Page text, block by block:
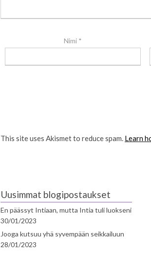
Nimi *
This site uses Akismet to reduce spam. Learn
Uusimmat blogipostaukset
En päässyt Intiaan, mutta Intia tuli luokseni
30/01/2023
Jooga kutsuu yhä syvempään seikkailuun
28/01/2023